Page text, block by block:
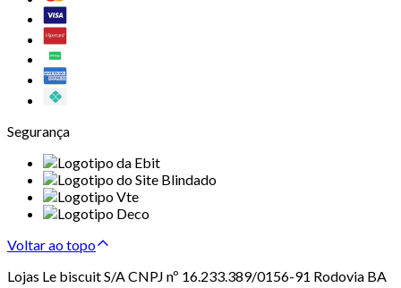
Segurança
Voltar ao topo
Lojas Le biscuit S/A CNPJ nº 16.233.389/0156-91 Rodovia BA